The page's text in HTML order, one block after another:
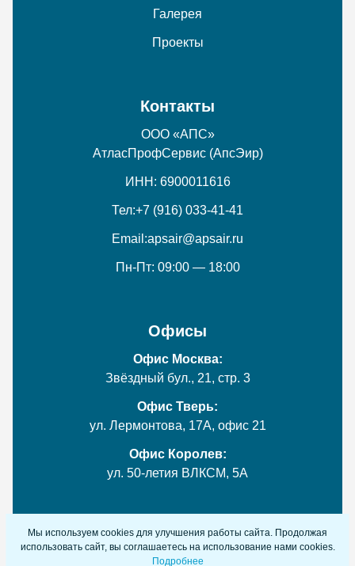
Галерея
Проекты
Контакты
ООО «АПС»
АтласПрофСервис (АпсЭир)
ИНН: 6900011616
Тел:+7 (916) 033-41-41
Email:apsair@apsair.ru
Пн-Пт: 09:00 — 18:00
Офисы
Офис Москва:
Звёздный бул., 21, стр. 3
Офис Тверь:
ул. Лермонтова, 17А, офис 21
Офис Королев:
ул. 50-летия ВЛКСМ, 5А
© 2018-2026 ООО «АтласПрофСервис» (АпсЭир).
Обслуживание компрессоров Atlas Copco. Все права
Мы используем cookies для улучшения работы сайта. Продолжая
использовать сайт, вы соглашаетесь на использование нами cookies.
Подробнее